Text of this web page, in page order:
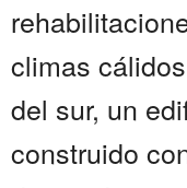
climas
del sur, un
construido